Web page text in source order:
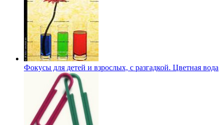
Фокусы для детей и взрослых, с разгадкой. Цветная вода